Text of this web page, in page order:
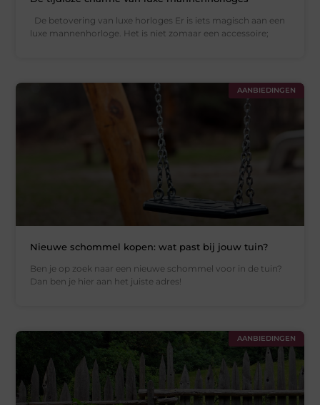
De betovering van luxe horloges Er is iets magisch aan een
luxe mannenhorloge. Het is niet zomaar een accessoire;
AANBIEDINGEN
Nieuwe schommel kopen: wat past bij jouw tuin?
Ben je op zoek naar een nieuwe schommel voor in de tuin?
Dan ben je hier aan het juiste adres!
AANBIEDINGEN